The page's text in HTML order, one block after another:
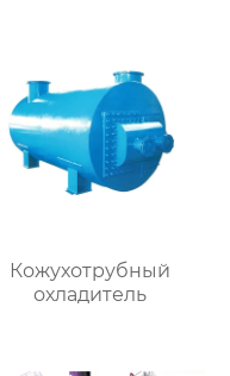
Кожухотрубный
охладитель